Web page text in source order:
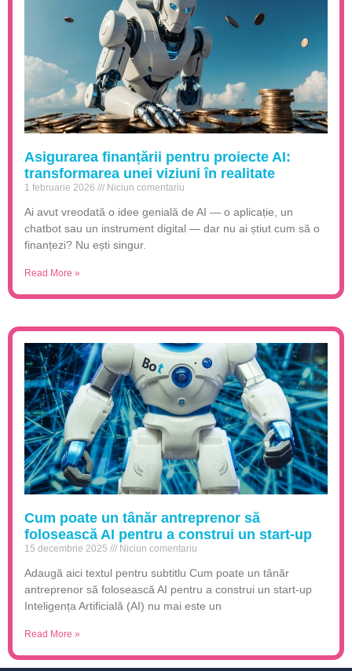
Asigurarea finanțării pentru proiecte AI:
transformarea unei viziuni în realitate
1 februarie 2026 Niciun comentariu
Ai avut vreodată o idee genială de AI — o aplicație, un
chatbot sau un instrument digital — dar nu ai știut cum să o
finanțezi? Nu ești singur.
Read More »
Cum poate un tânăr antreprenor să
folosească AI pentru a construi un start-up
15 decembrie 2025 Niciun comentariu
Adaugă aici textul pentru subtitlu Cum poate un tânăr
antreprenor să folosească AI pentru a construi un start-up
Inteligența Artificială (AI) nu mai este un
Read More »